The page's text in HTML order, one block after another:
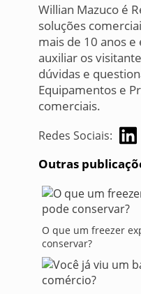
Willian Mazuco é
soluções
mais de 10 anos
auxiliar os
dúvidas e
Equipamentos e
comerciais.
Redes Sociais:
Outras
O que um freezer
conservar?